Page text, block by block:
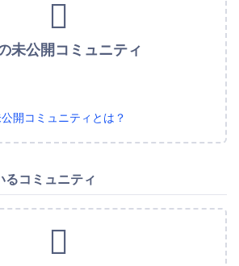
未公開コミュニティ
開コミュニティとは？
るコミュニティ